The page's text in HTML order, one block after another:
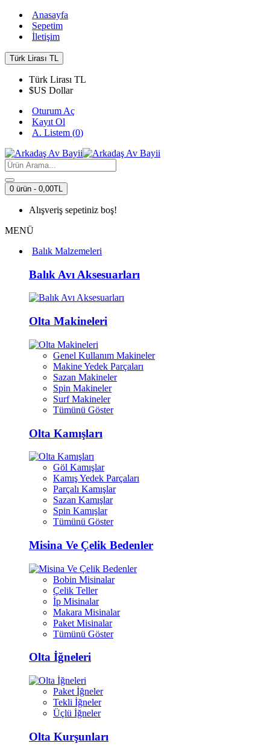
Anasayfa
Sepetim
İletişim
Türk Lirası TL
Türk Lirası TL
$US Dollar
Oturum Aç
Kayıt Ol
A. Listem (0)
0 ürün - 0,00TL
Alışveriş sepetiniz boş!
MENÜ
Balık Malzemeleri
Balık Avı Aksesuarları
Olta Makineleri
Genel Kullanım Makineler
Makine Yedek Parçaları
Sazan Makineler
Spin Makineler
Surf Makineler
Tümünü Göster
Olta Kamışları
Göl Kamışlar
Kamış Yedek Parçaları
Parçalı Kamışlar
Sazan Kamışlar
Spin Kamışlar
Tümünü Göster
Misina Ve Çelik Bedenler
Bobin Misinalar
Çelik Teller
İp Misinalar
Makara Misinalar
Paket Misinalar
Tümünü Göster
Olta İğneleri
Paket İğneler
Tekli İğneler
Üçlü İğneler
Olta Kurşunları